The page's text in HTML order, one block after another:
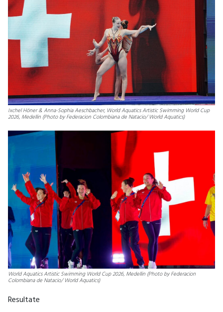
Ixchel Höner & Anna-Sophia Aeschbacher, World Aquatics Artistic Swimming World Cup
2026, Medellin (Photo by Federacion Colombiana de Natacio/ World Aquatics)
World Aquatics Artistic Swimming World Cup 2026, Medellin (Photo by Federacion
Colombiana de Natacio/ World Aquatics)
Resultate